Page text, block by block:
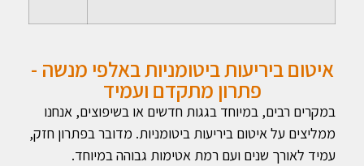
איטום ביריעות ביטומניות באלפי מנשה -
פתרון מתקדם ועמיד
במקרים רבים, במיוחד בגגות חדשים או בשיפוצים, אנחנו
ממליצים על איטום ביריעות ביטומניות. מדובר בפתרון חזק,
עמיד לאורך שנים ועם רמת אטימות גבוהה במיוחד.